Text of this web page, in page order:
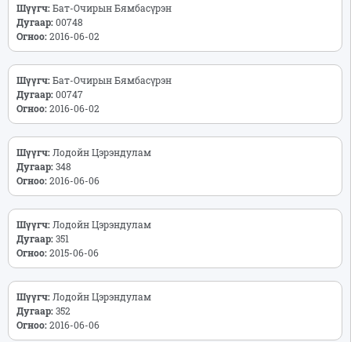
Шүүгч:Бат-Очирын Бямбасүрэн
Дугаар:00748
Огноо:2016-06-02
Шүүгч:Бат-Очирын Бямбасүрэн
Дугаар:00747
Огноо:2016-06-02
Шүүгч: Лодойн Цэрэндулам
Дугаар:348
Огноо:2016-06-06
Шүүгч: Лодойн Цэрэндулам
Дугаар:351
Огноо:2015-06-06
Шүүгч: Лодойн Цэрэндулам
Дугаар:352
Огноо:2016-06-06